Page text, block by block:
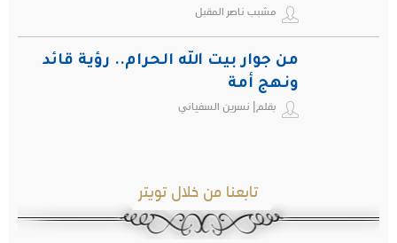
مشبب ناصر المقبل
من جوار بيت الله الحرام.. رؤية قائد
ونهج أمة
بقلم| نسرين السفياني
تابعنا من خلال تويتر